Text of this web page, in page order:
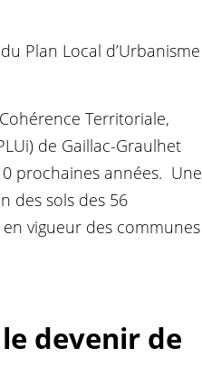
Plan Local d’Urbanisme
Territoriale,
de Gaillac-Graulhet
prochaines années. Une
des sols des 56
vigueur des communes
devenir de